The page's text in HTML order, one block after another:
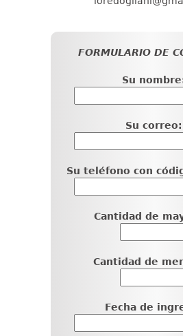
FORMULARIO DE
Su
Su correo:
Su teléfono con
Cantidad de
Cantidad de
Fecha de